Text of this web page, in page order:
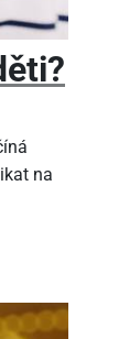
na